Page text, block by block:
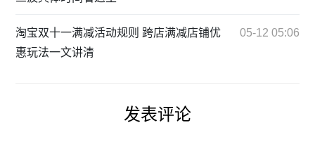
淘宝双十一满减活动规则 跨店满减店铺优
惠玩法一文讲清
05-12 05:06
发表评论